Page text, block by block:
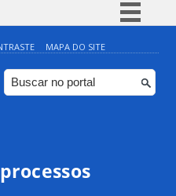
Simplifique!
Comunica BR
Participe
Canais
MAPA DO SITE